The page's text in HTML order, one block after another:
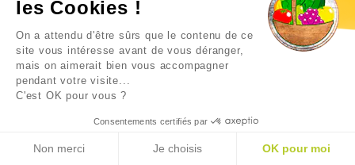
les Cookies !
On a attendu d'être sûrs que le contenu de ce
site vous intéresse avant de vous déranger,
mais on aimerait bien vous accompagner
pendant votre visite...
C'est OK pour vous ?
Consentements certifiés par
Non merci Je choisis OK pour moi
SHAMPOOING LAINE 1,5L